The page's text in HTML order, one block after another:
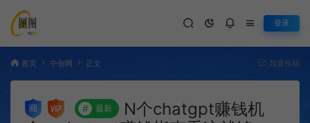
登录
首页 中创网 正文 我要投稿
# 最新
N个chatgpt赚钱机